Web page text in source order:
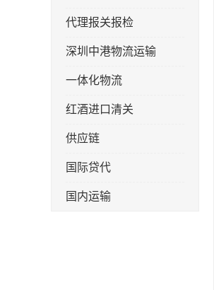
代理报关报检
深圳中港物流运输
一体化物流
红酒进口清关
供应链
国际贷代
国内运输